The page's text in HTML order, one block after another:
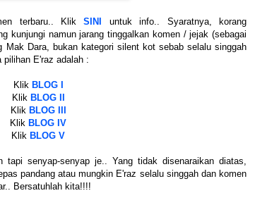
terbaru.. KlikSINI untuk info.. Syaratnya, korang
kunjungi namun jarang tinggalkan komen / jejak (sebagai
Dara, bukan kategori silent kot sebab selalu singgah
E'raz adalah :
Klik BLOG I
Klik BLOG II
Klik BLOG III
Klik BLOG IV
Klik BLOG V
senyap-senyap je.. Yang tidak disenaraikan diatas,
pandang atau mungkin E'raz selalu singgah dan komen
Bersatuhlah kita!!!!